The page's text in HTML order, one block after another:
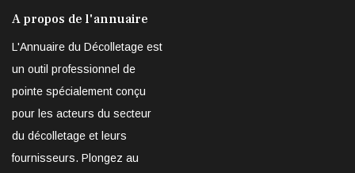
A propos de l'annuaire
L'Annuaire du Décolletage est
un outil professionnel de
pointe spécialement conçu
pour les acteurs du secteur
du décolletage et leurs
fournisseurs. Plongez au